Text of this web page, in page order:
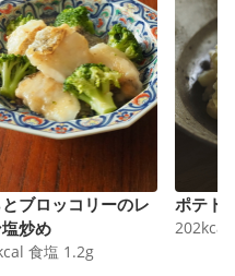
ブロッコリーのレ
炒め
食塩 1.2g
ポテト
202kcal